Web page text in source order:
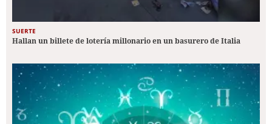
SUERTE
Hallan un billete de lotería millonario en un basurero de Italia